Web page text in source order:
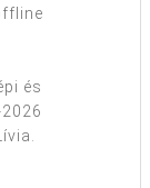
és